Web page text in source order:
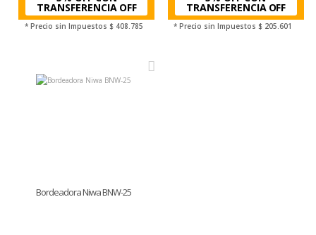
TRANSFERENCIA
* Precio sin Impuestos $ 408.785
TRANSFERENCIA
* Precio sin Impuestos $ 205.601
Bordeadora Niwa BNW-25